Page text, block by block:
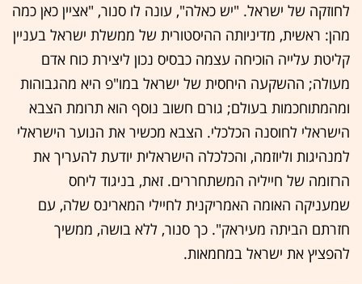
לחוזקה של ישראל. "יש כאלה", עונה לו סנור, "אציין כאן כמה
מהן: ראשית, מדיניותה ההיסטורית של ממשלת ישראל בעניין
קליטת עלייה הוכיחה עצמה כבסיס נכון ליצירת כוח אדם
מעולה; ההשקעה היחסית של ישראל במו"פ היא מהגבוהות
ומהמתוחכמות בעולם; גורם חשוב נוסף הוא תרומת הצבא
הישראלי לחוסנה הכלכלי. הצבא מכשיר את הנוער הישראלי
למנהיגות וליוזמה, והכלכלה הישראלית יודעת להעריך את
הרזומה של חייליה המשתחררים. זאת, בניגוד ליחס
שמעניקה האומה האמריקנית לחיילי המארינס שלה, עם
חזרתם הביתה מעיראק". כך סנור, ללא בושה, ממשיך
להפציץ את ישראל במחמאות.